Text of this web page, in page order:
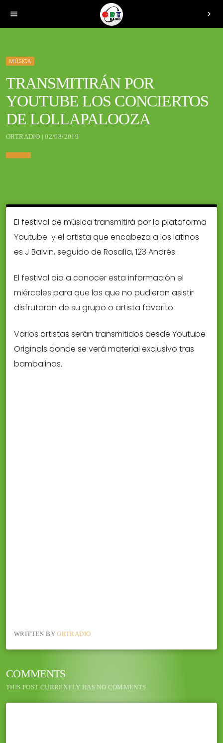
menu chevron_right
MÚSICA
TRANSMITIRÁN POR
YOUTUBE LOS CONCIERTOS
DE LOLLAPALOOZA
ORTRADIO | 02/08/2019
El festival de música transmitirá por la plataforma
Youtube y el artista que encabeza a los latinos
es J Balvin, seguido de Rosalía, 123 Andrés.
El festival dio a conocer esta información el
miércoles para que los que no pudieran asistir
disfrutaran de su grupo o artista favorito.
Varios artistas serán transmitidos desde Youtube
Originals donde se verá material exclusivo tras
bambalinas.
WRITTEN BYORTRADIO
COMMENTS
THIS POST CURRENTLY HAS NO COMMENTS.